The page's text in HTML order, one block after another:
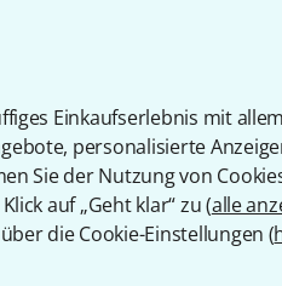
Einkaufserlebnis mit
personalisierte
Sie der Nutzung von
auf „Geht klar“ zu (alle
die Cookie-Einstellungen (
Kostenloser Versand ab 29 €